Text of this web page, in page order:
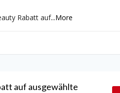
Rabatt auf...More
auf ausgewählte